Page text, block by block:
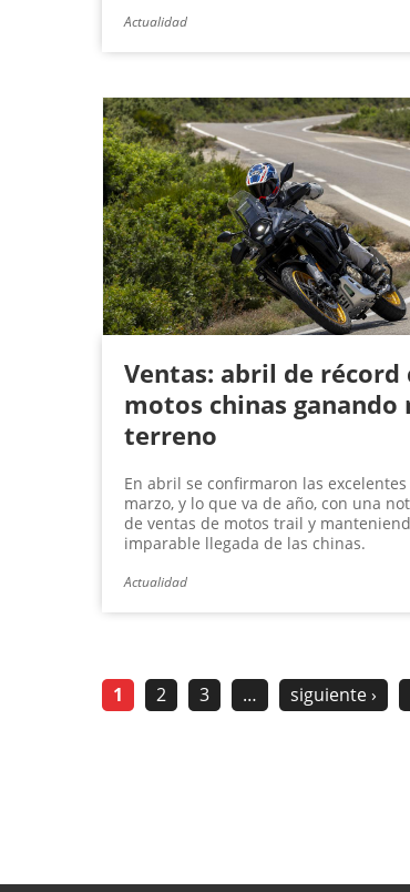
Actualidad
Ventas: abril de récord
motos chinas ganando
terreno
En abril se confirmaron las
marzo, y lo que va de año, con una
de ventas de motos trail y
imparable llegada de las chinas.
Actualidad
1 2 3 … siguiente ›